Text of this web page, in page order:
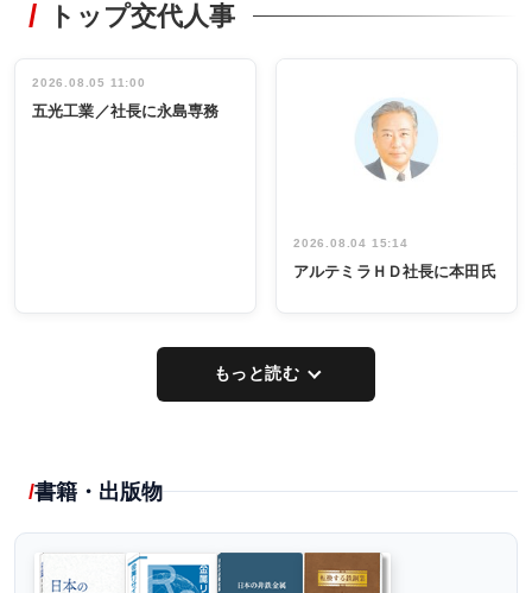
非鉄業界で
インタビュ
ー／社内ア
タックトレー
祝う 業界関
係者ら220人
出席
トップ交代人事
2026.08.05 11:00
五光工業／社長に永島専務
2026.08.04 15:14
アルテミラＨＤ社長に本田氏
もっと読む
書籍・出版物